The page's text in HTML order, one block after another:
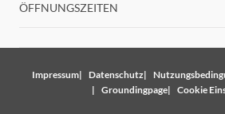
ÖFFNUNGSZEITEN
Impressum Datenschutz
Groundingpage
Cookie